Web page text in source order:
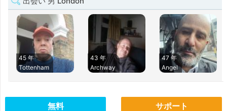
45 年
Tottenham
43 年
Archway
47 年
Angel
無料 サポート